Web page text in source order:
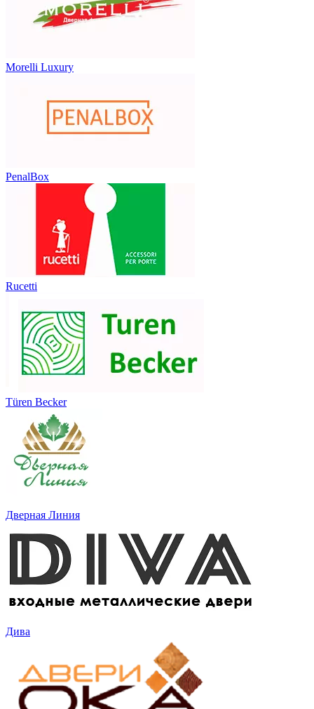
Morelli Luxury
PenalBox
Rucetti
Türen Becker
Дверная Линия
Дива